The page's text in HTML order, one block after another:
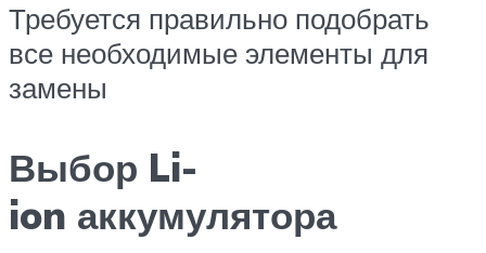
Требуется правильно подобрать
все необходимые элементы для
замены
Выбор Li-
ion аккумулятора